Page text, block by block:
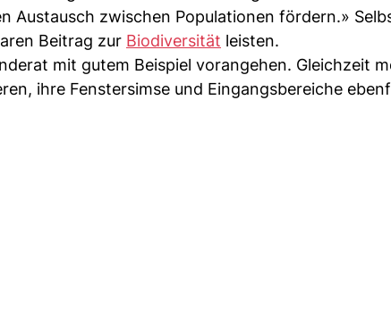
Austausch zwischen Populationen fördern.»
Beitrag zur Biodiversität leisten.
mit gutem Beispiel vorangehen. Gleichzeit
ihre Fenstersimse und Eingangsbereiche